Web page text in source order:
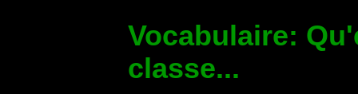
Vocabulaire:
classe...